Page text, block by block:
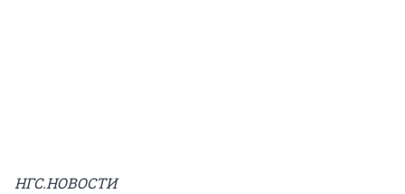
НГС.НОВОСТИ